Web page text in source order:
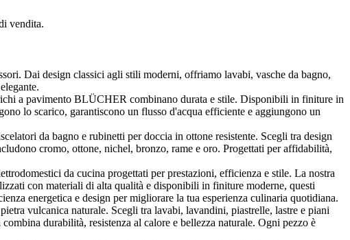
vendita.
Dai design classici agli stili moderni, offriamo lavabi, vasche da bagno,
a pavimento BLÜCHER combinano durata e stile. Disponibili in finiture in
lo scarico, garantiscono un flusso d'acqua efficiente e aggiungono un
da bagno e rubinetti per doccia in ottone resistente. Scegli tra design
cromo, ottone, nichel, bronzo, rame e oro. Progettati per affidabilità,
da cucina progettati per prestazioni, efficienza e stile. La nostra
con materiali di alta qualità e disponibili in finiture moderne, questi
energetica e design per migliorare la tua esperienza culinaria quotidiana.
vulcanica naturale. Scegli tra lavabi, lavandini, piastrelle, lastre e piani
durabilità, resistenza al calore e bellezza naturale. Ogni pezzo è